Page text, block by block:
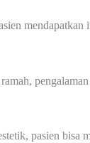
pasien bisa